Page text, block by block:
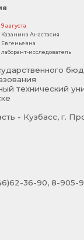
9 августа
Казанина Анастасия
Евгеньевна
лаборант-исследователь
технический
- Кузбасс, г.
36-90, 8-905-